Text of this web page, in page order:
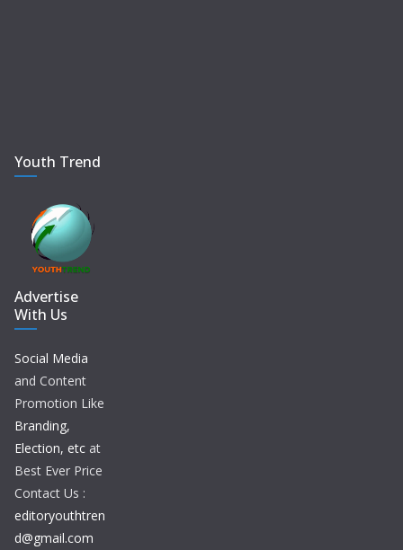
Youth Trend
Advertise
With Us
Social Media
and Content
Promotion Like
Branding,
Election, etc at
Best Ever Price
Contact Us :
editoryouthtren
d@gmail.com